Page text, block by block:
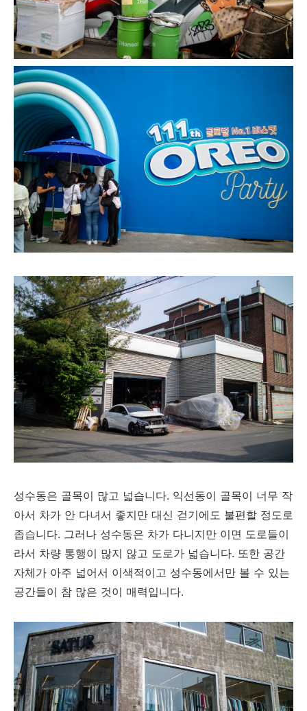
성수동은 골목이 많고 넓습니다. 익선동이 골목이 너무 작
아서 차가 안 다녀서 좋지만 대신 걷기에도 불편할 정도로
좁습니다. 그러나 성수동은 차가 다니지만 이면 도로들이
라서 차량 통행이 많지 않고 도로가 넓습니다. 또한 공간
자체가 아주 넓어서 이색적이고 성수동에서만 볼 수 있는
공간들이 참 많은 것이 매력입니다.